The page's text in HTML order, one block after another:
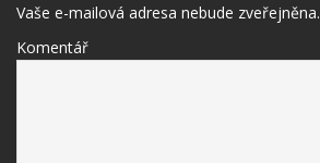
Vaše e-mailová adresa nebude zveřejněna.
Komentář